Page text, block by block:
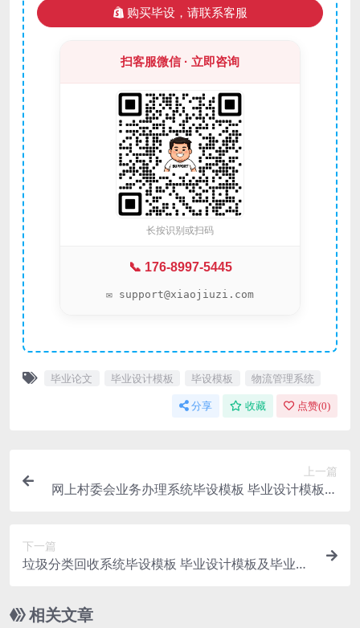
购买毕设，请联系客服
扫客服微信 · 立即咨询
长按识别或扫码
📞 176-8997-5445
✉️ support@xiaojiuzi.com
毕业论文 毕业设计模板 毕设模板 物流管理系统
分享 收藏 点赞(0)
上一篇
网上村委会业务办理系统毕设模板 毕业设计模板及
下一篇
垃圾分类回收系统毕设模板 毕业设计模板及毕业论
相关文章